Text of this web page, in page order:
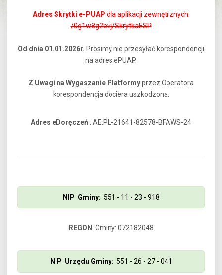
Adres Skrytki e-PUAPdla aplikacji zewnętrznych:
/0g1w8g2bvj/SkrytkaESP
Od dnia 01.01.2026r. Prosimy nie przesyłać korespondencji
na adres ePUAP.
Z Uwagi na Wygaszanie Platformyprzez Operatora
korespondencja dociera uszkodzona.
Adres eDoręczeń : AE:PL-21641-82578-BFAWS-24
NIP Gminy: 551 - 11 - 23 - 918
REGON Gminy: 072182048
NIP Urzędu Gminy: 551 - 26 - 27 - 041